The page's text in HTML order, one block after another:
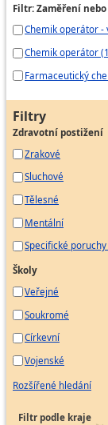
Filtr: Zaměření
Chemik operátor -
Chemik operátor
Farmaceutický
Filtry
Zdravotní postižení
Zrakové
Sluchové
Tělesné
Mentální
Specifické
Školy
Veřejné
Soukromé
Církevní
Vojenské
Rozšířené hledání
Filtr podle kraje